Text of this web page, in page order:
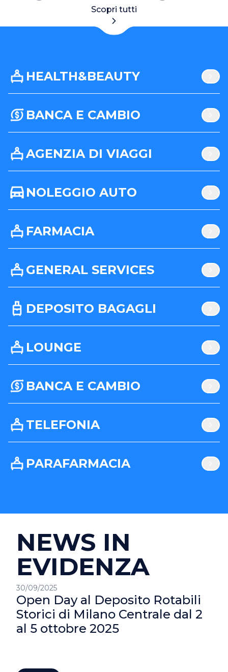
Scopri tutti
HEALTH&BEAUTY
BANCA E CAMBIO
AGENZIA DI VIAGGI
NOLEGGIO AUTO
FARMACIA
GENERAL SERVICES
DEPOSITO BAGAGLI
LOUNGE
BANCA E CAMBIO
TELEFONIA
PARAFARMACIA
NEWS IN
EVIDENZA
30/09/2025
Open Day al Deposito Rotabili
Storici di Milano Centrale dal 2
al 5 ottobre 2025